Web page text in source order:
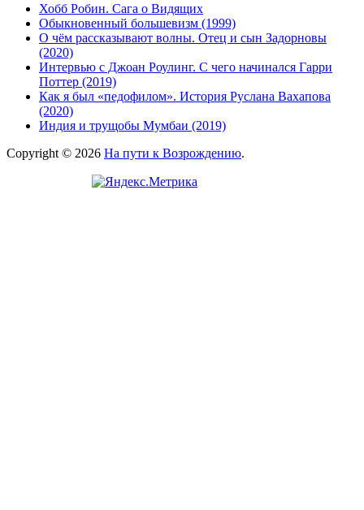
Хобб Робин. Сага о Видящих
Обыкновенный большевизм (1999)
О чём рассказывают волны. Отец и сын Задорновы
(2020)
Интервью с Джоан Роулинг. С чего начинался Гарри
Поттер (2019)
Как я был «педофилом». История Руслана Вахапова
(2020)
Индия и трущобы Мумбаи (2019)
Copyright © 2026 На пути к Возрождению.